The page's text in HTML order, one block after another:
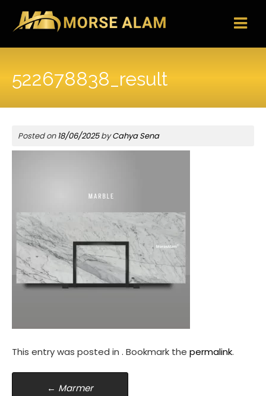
content
522678838_result
Posted on18/06/2025byCahya Sena
This entry was posted in . Bookmark the permalink.
Post
← Marmer